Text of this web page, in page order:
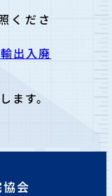
くださ
出入廃
ます。
会